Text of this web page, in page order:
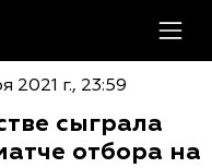
2021 г., 23:59
сыграла
отбора на